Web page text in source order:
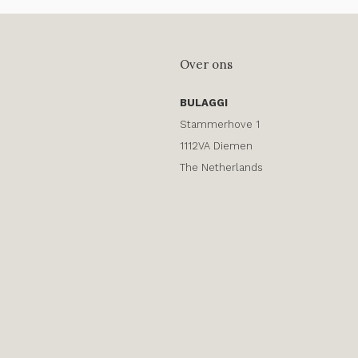
Over ons
BULAGGI
Stammerhove 1
1112VA Diemen
The Netherlands